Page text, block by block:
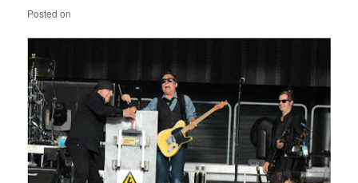
Posted on